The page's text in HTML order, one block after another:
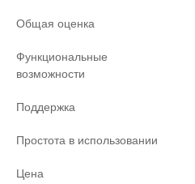
Общая оценка
Функциональные
возможности
Поддержка
Простота в использовании
Цена